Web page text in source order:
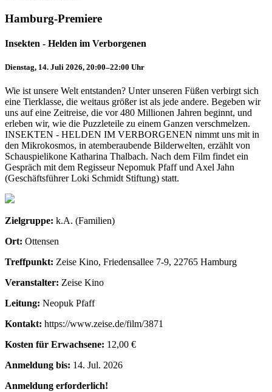
Hamburg-Premiere
Insekten - Helden im Verborgenen
Dienstag, 14. Juli 2026, 20:00–22:00 Uhr
Wie ist unsere Welt entstanden? Unter unseren Füßen verbirgt sich
eine Tierklasse, die weitaus größer ist als jede andere. Begeben wir
uns auf eine Zeitreise, die vor 480 Millionen Jahren beginnt, und
erleben wir, wie die Puzzleteile zu einem Ganzen verschmelzen.
INSEKTEN - HELDEN IM VERBORGENEN nimmt uns mit in
den Mikrokosmos, in atemberaubende Bilderwelten, erzählt von
Schauspielikone Katharina Thalbach. Nach dem Film findet ein
Gespräch mit dem Regisseur Nepomuk Pfaff und Axel Jahn
(Geschäftsführer Loki Schmidt Stiftung) statt.
Zielgruppe: k.A. (Familien)
Ort: Ottensen
Treffpunkt: Zeise Kino, Friedensallee 7-9, 22765 Hamburg
Veranstalter: Zeise Kino
Leitung: Neopuk Pfaff
Kontakt: https://www.zeise.de/film/3871
Kosten für Erwachsene: 12,00 €
Anmeldung bis: 14. Jul. 2026
Anmeldung erforderlich!